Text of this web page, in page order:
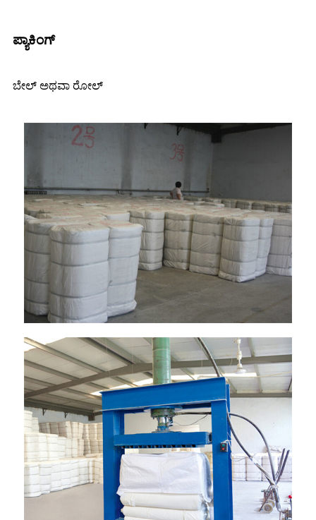
ಪ್ಯಾಕಿಂಗ್
ಬೇಲ್ ಅಥವಾ ರೋಲ್